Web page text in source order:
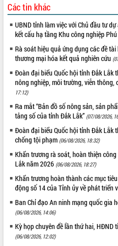
Rà soát, hoàn thiện hệ thống thiết chế
văn hóa, thể thao đáp ứng yêu cầu
phát triển mới
Thường trực HĐND tỉnh Đắk Lắk gặp
mặt Đoàn chuyên gia y tế TP. Hồ Chí
Minh
Lễ truy điệu và an táng hài cốt liệt sĩ
tại Nghĩa trang Liệt sĩ xã Sơn Hòa
Bàn giải pháp tháo gỡ khó khăn trong
xuất khẩu sầu riêng và triển khai quy
định EUDR
Thứ trưởng Bộ Nông nghiệp và Môi
trường Nguyễn Hoàng Hiệp khảo sát
vùng trồng và doanh nghiệp đóng gói
sầu riêng tại Đắk Lắk
Trình diễn nghệ thuật chế biến các
món ăn từ sầu riêng
tiến đầu tư tỉnh
Ngành cá ngừ Đắk Lắk chủ động thích
ứng để giữ vững thị trường xuất khẩu
Diễn đàn Kinh tế tư nhân Việt Nam đột
LIÊN KẾT WEB
THỐNG KÊ TRUY CẬP
Hôm nay: 4726
Các tin khác
UBND tỉnh làm việc với Chủ đầu tư
kết cấu hạ tầng Khu công nghiệp
Rà soát hiệu quả ứng dụng các đề
thương mại hóa kết quả nghiên cứu
Đoàn đại biểu Quốc hội tỉnh Đắk Lắk
nông nghiệp, môi trường, viễn thông,
17:12)
Ra mắt “Bản đồ số nông sản, sản
tảng số của tỉnh Đắk Lắk” (07/08/2026,
Đoàn đại biểu Quốc hội tỉnh Đắk Lắk
chống tội phạm (06/08/2026, 18:32)
Khẩn trương rà soát, hoàn thiện
Lắk năm 2026 (06/08/2026, 18:27)
Khẩn trương hoàn thành các mục
động số 14 của Tỉnh ủy về phát triển
Ban Chỉ đạo An ninh mạng quốc gia
(06/08/2026, 14:06)
Kỳ họp chuyên đề lần thứ hai, HĐND
(06/08/2026, 12:02)